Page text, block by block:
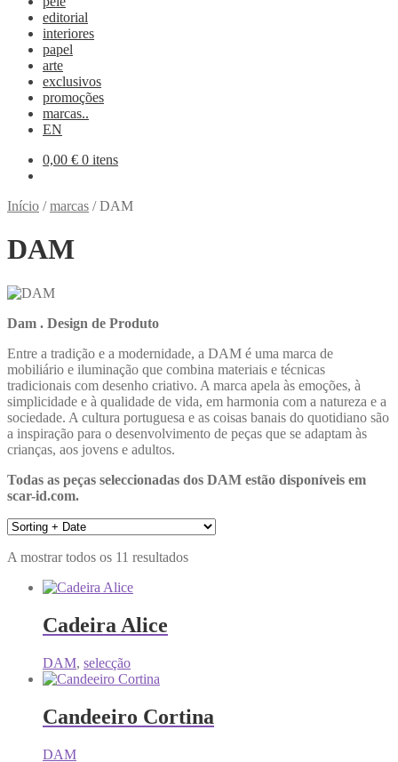
editorial
interiores
papel
arte
exclusivos
promoções
marcas..
EN
0,00 € 0 itens
Início /marcas /DAM
DAM
Dam . Design de Produto
Entre a tradição e a modernidade, a DAM é uma marca de
mobiliário e iluminação que combina materiais e técnicas
tradicionais com desenho criativo. A marca apela às emoções, à
simplicidade e à qualidade de vida, em harmonia com a natureza e a
sociedade. A cultura portuguesa e as coisas banais do quotidiano são
a inspiração para o desenvolvimento de peças que se adaptam às
crianças, aos jovens e adultos.
Todas as peças seleccionadas dos DAM estão disponíveis em
scar-id.com.
A mostrar todos os 11 resultados
Cadeira Alice
DAM, selecção
Candeeiro Cortina
DAM